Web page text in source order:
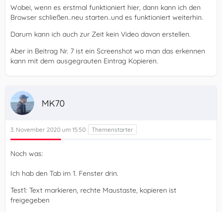
Wobei, wenn es erstmal funktioniert hier, dann kann ich den
Browser schließen..neu starten..und es funktioniert weiterhin.
Darum kann ich auch zur Zeit kein Video davon erstellen.
Aber in Beitrag Nr. 7 ist ein Screenshot wo man das erkennen
kann mit dem ausgegrauten Eintrag Kopieren.
MK70
3. November 2020 um 15:50
Noch was:
Ich hab den Tab im 1. Fenster drin.
Test1: Text markieren, rechte Maustaste, kopieren ist
freigegeben